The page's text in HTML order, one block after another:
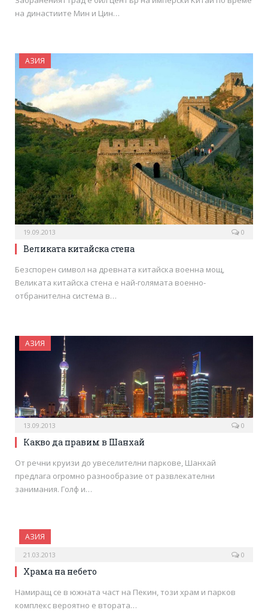
на династиите Мин и Цин…
АЗИЯ
19.09.2013 0
Великата китайска стена
Безспорен символ на древната китайска военна мощ,
Великата китайска стена е най-голямата военно-
отбранителна система в…
АЗИЯ
13.09.2013 0
Какво да правим в Шанхай
От речни круизи до увеселителни паркове, Шанхай
предлага огромно разнообразие от развлекателни
занимания. Голф и…
АЗИЯ
21.03.2013 0
Храма на небето
Намиращ се в южната част на Пекин, този храм и парков
комплекс вероятно е втората…